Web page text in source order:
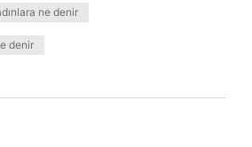
ne denir
denir